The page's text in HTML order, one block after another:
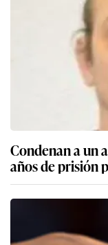
Condenan a un
años de prisión